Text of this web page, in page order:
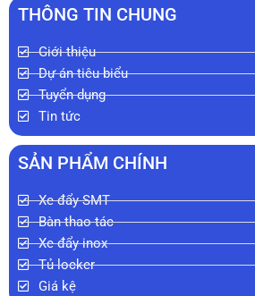
THÔNG TIN CHUNG
Giới thiệu
Dự án tiêu biểu
Tuyển dụng
Tin tức
SẢN PHẨM CHÍNH
Xe đẩy SMT
Bàn thao tác
Xe đẩy inox
Tủ locker
Giá kệ